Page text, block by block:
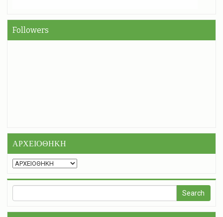
Followers
ΑΡΧΕΙΟΘΗΚΗ